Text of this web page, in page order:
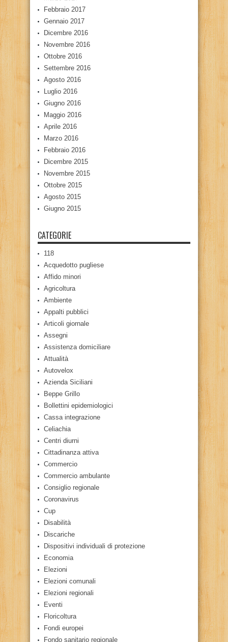
Febbraio 2017
Gennaio 2017
Dicembre 2016
Novembre 2016
Ottobre 2016
Settembre 2016
Agosto 2016
Luglio 2016
Giugno 2016
Maggio 2016
Aprile 2016
Marzo 2016
Febbraio 2016
Dicembre 2015
Novembre 2015
Ottobre 2015
Agosto 2015
Giugno 2015
CATEGORIE
118
Acquedotto pugliese
Affido minori
Agricoltura
Ambiente
Appalti pubblici
Articoli giornale
Assegni
Assistenza domiciliare
Attualità
Autovelox
Azienda Siciliani
Beppe Grillo
Bollettini epidemiologici
Cassa integrazione
Celiachia
Centri diurni
Cittadinanza attiva
Commercio
Commercio ambulante
Consiglio regionale
Coronavirus
Cup
Disabilità
Discariche
Dispositivi individuali di protezione
Economia
Elezioni
Elezioni comunali
Elezioni regionali
Eventi
Floricoltura
Fondi europei
Fondo sanitario regionale